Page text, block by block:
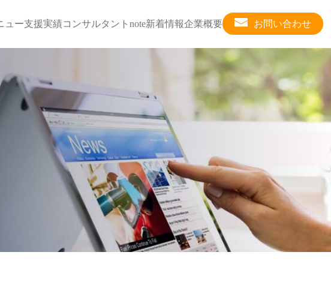
ュー支援実績コンサルタント note新着情報企業概要 お問い合わせ